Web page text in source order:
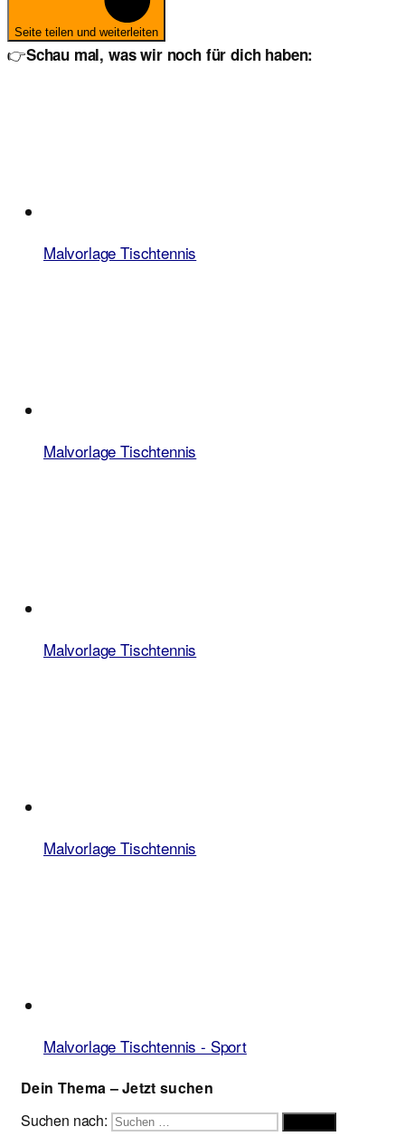
Seite teilen und weiterleiten
👉Schau mal, was wir noch für dich haben:
Malvorlage Tischtennis
Malvorlage Tischtennis
Malvorlage Tischtennis
Malvorlage Tischtennis
Malvorlage Tischtennis - Sport
Dein Thema – Jetzt suchen
Suchen nach: